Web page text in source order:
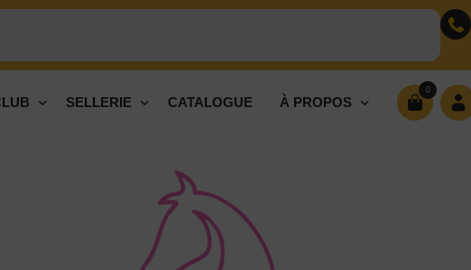
SELLERIE CATALOGUE À PROPOS
0